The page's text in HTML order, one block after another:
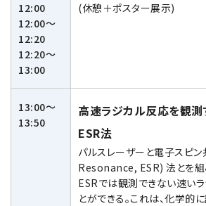
12:00
12:00～
12:20
12:20～
13:00
(休憩＋ポスター展示)
13:00～
13:50
高速ラジカル反応を観
ESR法
パルスレーザーと電子スピ
Resonance, ESR) 法とを組
ESRでは観測できない速い
とができる。これは、化学的